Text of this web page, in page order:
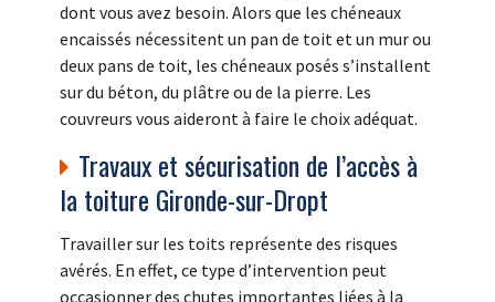
dont vous avez besoin. Alors que les chéneaux
encaissés nécessitent un pan de toit et un mur ou
deux pans de toit, les chéneaux posés s’installent
sur du béton, du plâtre ou de la pierre. Les
couvreurs vous aideront à faire le choix adéquat.
Travaux et sécurisation de l’accès à
la toiture Gironde-sur-Dropt
Travailler sur les toits représente des risques
avérés. En effet, ce type d’intervention peut
occasionner des chutes importantes liées à la